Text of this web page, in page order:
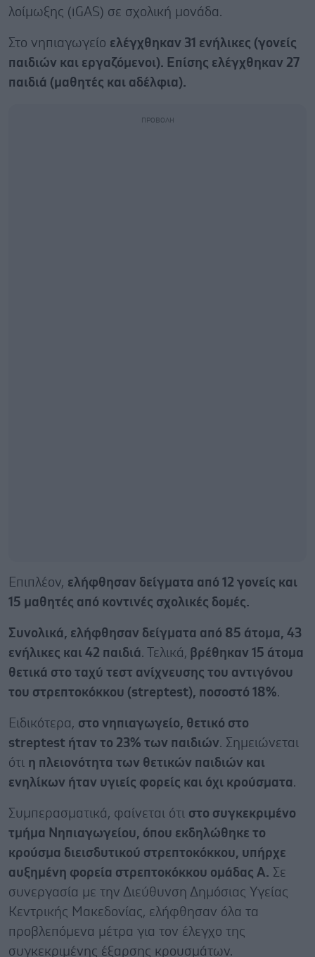
λοίμωξης (iGAS) σε σχολική μονάδα.
Στο νηπιαγωγείο ελέγχθηκαν 31 ενήλικες (γονείς
παιδιών και εργαζόμενοι). Επίσης ελέγχθηκαν 27
παιδιά (μαθητές και αδέλφια).
Επιπλέον, ελήφθησαν δείγματα από 12 γονείς και
15 μαθητές από κοντινές σχολικές δομές.
Συνολικά, ελήφθησαν δείγματα από 85 άτομα, 43
ενήλικες και 42 παιδιά. Τελικά, βρέθηκαν 15 άτομα
θετικά στο ταχύ τεστ ανίχνευσης του αντιγόνου
του στρεπτοκόκκου (streptest), ποσοστό 18%.
Ειδικότερα, στο νηπιαγωγείο, θετικό στο
streptest ήταν το 23% των παιδιών. Σημειώνεται
ότι η πλειονότητα των θετικών παιδιών και
ενηλίκων ήταν υγιείς φορείς και όχι κρούσματα.
Συμπερασματικά, φαίνεται ότι στο συγκεκριμένο
τμήμα Νηπιαγωγείου, όπου εκδηλώθηκε το
κρούσμα διεισδυτικού στρεπτοκόκκου, υπήρχε
αυξημένη φορεία στρεπτοκόκκου ομάδας Α. Σε
συνεργασία με την Διεύθυνση Δημόσιας Υγείας
Κεντρικής Μακεδονίας, ελήφθησαν όλα τα
προβλεπόμενα μέτρα για τον έλεγχο της
συγκεκριμένης έξαρσης κρουσμάτων.